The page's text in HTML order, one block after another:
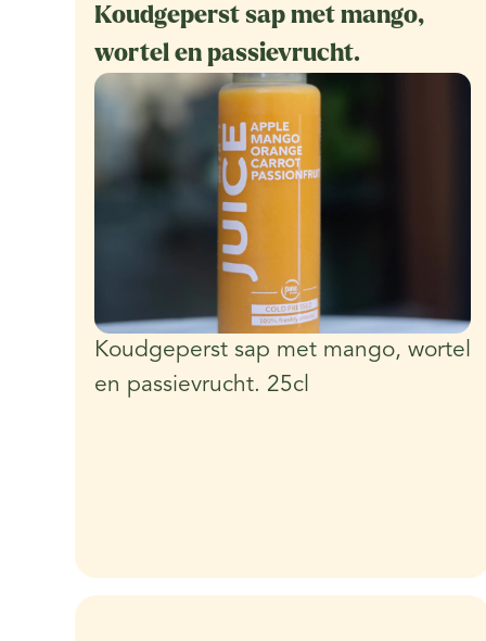
Koudgeperst sap met mango,
wortel en passievrucht.
Koudgeperst sap met mango, wortel
en passievrucht. 25cl